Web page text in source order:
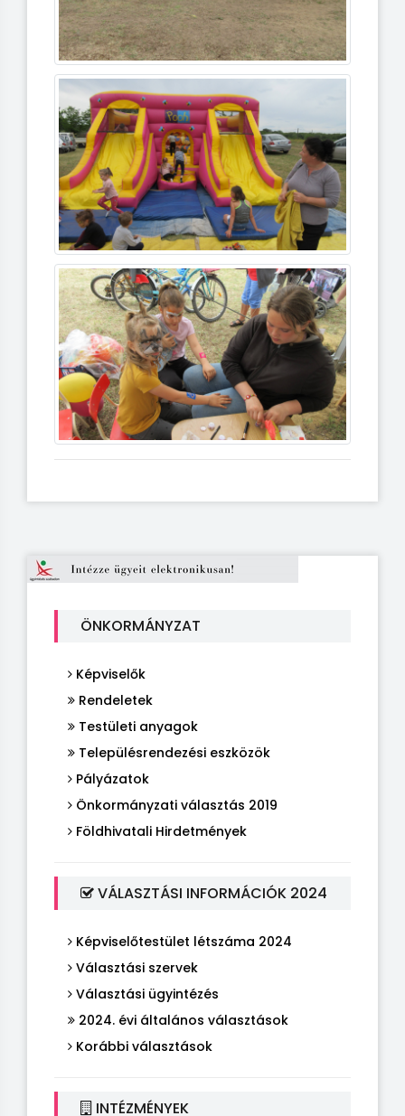
ÖNKORMÁNYZAT
Képviselők
Rendeletek
Testületi anyagok
Településrendezési eszközök
Pályázatok
Önkormányzati választás 2019
Földhivatali Hirdetmények
VÁLASZTÁSI INFORMÁCIÓK 2024
Képviselőtestület létszáma 2024
Választási szervek
Választási ügyintézés
2024. évi általános választások
Korábbi választások
INTÉZMÉNYEK